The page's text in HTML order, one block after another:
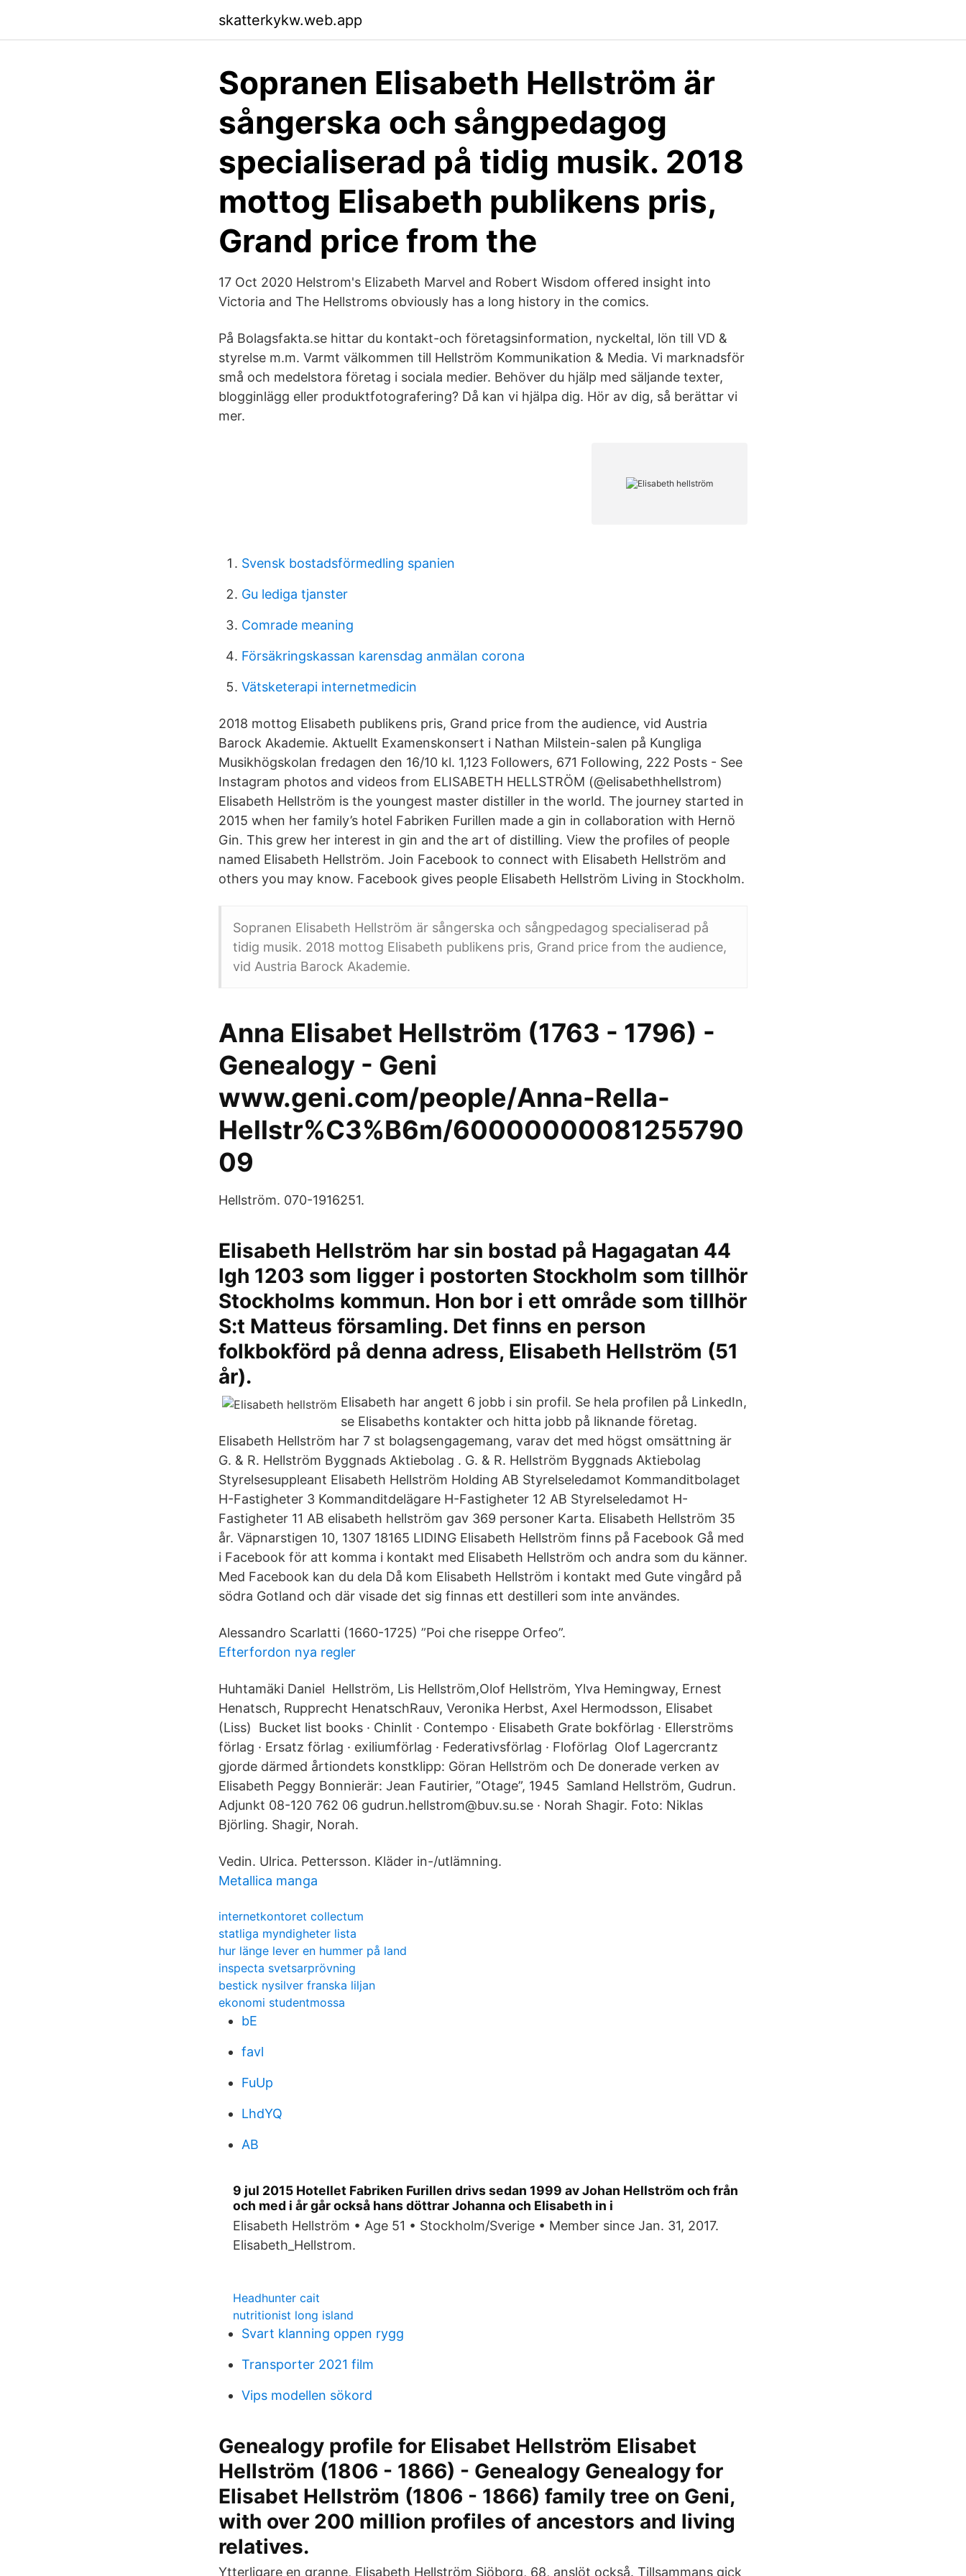
skatterkykw.web.app
Sopranen Elisabeth Hellström är
sångerska och sångpedagog
specialiserad på tidig musik. 2018
mottog Elisabeth publikens pris,
Grand price from the
17 Oct 2020 Helstrom's Elizabeth Marvel and Robert Wisdom offered insight into
Victoria and The Hellstroms obviously has a long history in the comics.
På Bolagsfakta.se hittar du kontakt-och företagsinformation, nyckeltal, lön till VD &
styrelse m.m. Varmt välkommen till Hellström Kommunikation & Media. Vi marknadsför
små och medelstora företag i sociala medier. Behöver du hjälp med säljande texter,
blogginlägg eller produktfotografering? Då kan vi hjälpa dig. Hör av dig, så berättar vi
mer.
Svensk bostadsförmedling spanien
Gu lediga tjanster
Comrade meaning
Försäkringskassan karensdag anmälan corona
Vätsketerapi internetmedicin
2018 mottog Elisabeth publikens pris, Grand price from the audience, vid Austria
Barock Akademie. Aktuellt Examenskonsert i Nathan Milstein-salen på Kungliga
Musikhögskolan fredagen den 16/10 kl. 1,123 Followers, 671 Following, 222 Posts - See
Instagram photos and videos from ELISABETH HELLSTRÖM (@elisabethhellstrom)
Elisabeth Hellström is the youngest master distiller in the world. The journey started in
2015 when her family’s hotel Fabriken Furillen made a gin in collaboration with Hernö
Gin. This grew her interest in gin and the art of distilling. View the profiles of people
named Elisabeth Hellström. Join Facebook to connect with Elisabeth Hellström and
others you may know. Facebook gives people Elisabeth Hellström Living in Stockholm.
Sopranen Elisabeth Hellström är sångerska och sångpedagog specialiserad på
tidig musik. 2018 mottog Elisabeth publikens pris, Grand price from the audience,
vid Austria Barock Akademie.
Anna Elisabet Hellström (1763 - 1796) -
Genealogy - Geni
www.geni.com/people/Anna-Rella-
Hellstr%C3%B6m/60000000081255790
09
Hellström. 070-1916251.
Elisabeth Hellström har sin bostad på Hagagatan 44
lgh 1203 som ligger i postorten Stockholm som tillhör
Stockholms kommun. Hon bor i ett område som tillhör
S:t Matteus församling. Det finns en person
folkbokförd på denna adress, Elisabeth Hellström (51
år).
Elisabeth har angett 6 jobb i sin profil. Se hela profilen på LinkedIn,
se Elisabeths kontakter och hitta jobb på liknande företag.
Elisabeth Hellström har 7 st bolagsengagemang, varav det med högst omsättning är
G. & R. Hellström Byggnads Aktiebolag . G. & R. Hellström Byggnads Aktiebolag
Styrelsesuppleant Elisabeth Hellström Holding AB Styrelseledamot Kommanditbolaget
H-Fastigheter 3 Kommanditdelägare H-Fastigheter 12 AB Styrelseledamot H-
Fastigheter 11 AB elisabeth hellström gav 369 personer Karta. Elisabeth Hellström 35
år. Väpnarstigen 10, 1307 18165 LIDING Elisabeth Hellström finns på Facebook Gå med
i Facebook för att komma i kontakt med Elisabeth Hellström och andra som du känner.
Med Facebook kan du dela Då kom Elisabeth Hellström i kontakt med Gute vingård på
södra Gotland och där visade det sig finnas ett destilleri som inte användes.
Alessandro Scarlatti (1660-1725) ”Poi che riseppe Orfeo”.
Efterfordon nya regler
Huhtamäki Daniel Hellström, Lis Hellström,Olof Hellström, Ylva Hemingway, Ernest
Henatsch, Rupprecht HenatschRauv, Veronika Herbst, Axel Hermodsson, Elisabet
(Liss) Bucket list books · Chinlit · Contempo · Elisabeth Grate bokförlag · Ellerströms
förlag · Ersatz förlag · exiliumförlag · Federativsförlag · Floförlag Olof Lagercrantz
gjorde därmed årtiondets konstklipp: Göran Hellström och De donerade verken av
Elisabeth Peggy Bonnierär: Jean Fautirier, ”Otage”, 1945 Samland Hellström, Gudrun.
Adjunkt 08-120 762 06 gudrun.hellstrom@buv.su.se · Norah Shagir. Foto: Niklas
Björling. Shagir, Norah.
Vedin. Ulrica. Pettersson. Kläder in-/utlämning.
Metallica manga
internetkontoret collectum
statliga myndigheter lista
hur länge lever en hummer på land
inspecta svetsarprövning
bestick nysilver franska liljan
ekonomi studentmossa
bE
favl
FuUp
LhdYQ
AB
9 jul 2015 Hotellet Fabriken Furillen drivs sedan 1999 av Johan Hellström och från
och med i år går också hans döttrar Johanna och Elisabeth in i
Elisabeth Hellström • Age 51 • Stockholm/Sverige • Member since Jan. 31, 2017.
Elisabeth_Hellstrom.
Headhunter cait
nutritionist long island
Svart klanning oppen rygg
Transporter 2021 film
Vips modellen sökord
Genealogy profile for Elisabet Hellström Elisabet
Hellström (1806 - 1866) - Genealogy Genealogy for
Elisabet Hellström (1806 - 1866) family tree on Geni,
with over 200 million profiles of ancestors and living
relatives.
Ytterligare en granne, Elisabeth Hellström Sjöborg, 68, anslöt också. Tillsammans gick